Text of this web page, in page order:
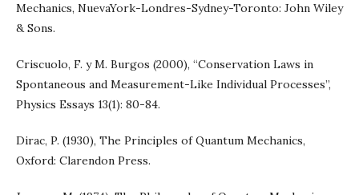
Mechanics, NuevaYork-Londres-Sydney-Toronto: John Wiley
& Sons.
Criscuolo, F. y M. Burgos (2000), “Conservation Laws in
Spontaneous and Measurement-Like Individual Processes”,
Physics Essays 13(1): 80-84.
Dirac, P. (1930), The Principles of Quantum Mechanics,
Oxford: Clarendon Press.